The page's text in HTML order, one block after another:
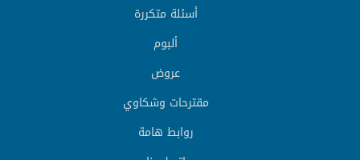
أسئلة متكررة
ألبوم
عروض
مقترحات وشكاوي
روابط هامة